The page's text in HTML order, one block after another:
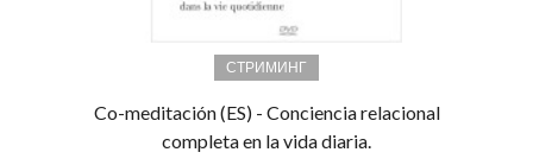
СТРИМИНГ
Co-meditación (ES) - Conciencia relacional
completa en la vida diaria.